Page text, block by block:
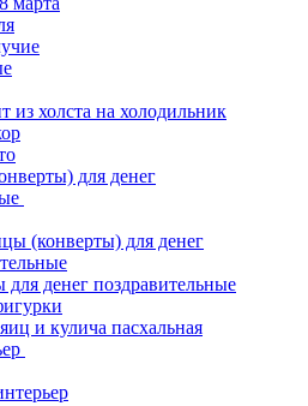
из холста на холодильник
для денег
(конверты) для денег
для денег поздравительные
и кулича пасхальная